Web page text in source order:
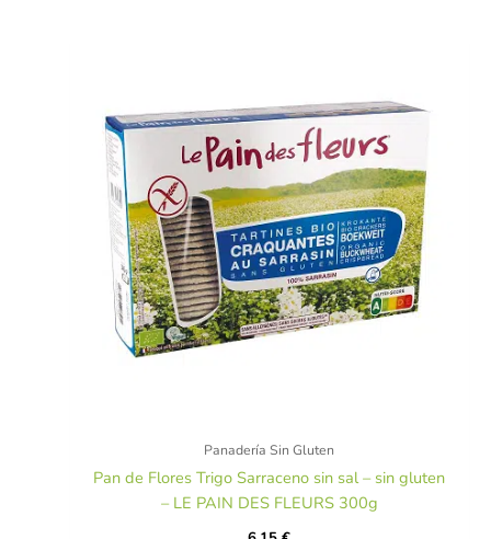
Panadería Sin Gluten
Pan de Flores Trigo Sarraceno sin sal – sin gluten
– LE PAIN DES FLEURS 300g